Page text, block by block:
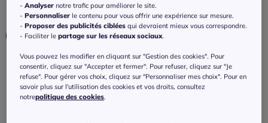
Couleur :imprimé
Taille :
Veuillez sélectionner une taille
-Analyser notre trafic pour améliorer le site.
-Personnaliser le contenu pour vous offrir une expérience sur mesure.
-Proposer des publicités ciblées qui devraient mieux vous correspondre.
- Faciliter lepartage sur les réseaux sociaux
Vous pouvez les modifier en cliquant sur "Gestion des cookies". Pour
consentir, cliquez sur "Accepter et fermer". Pour refuser, cliquez sur "Je
refuse". Pour gérer vos choix, cliquez sur "Personnaliser mes choix". Pour en
savoir plus sur l'utilisation des cookies et vos droits, consultez
notrepolitique des cookies